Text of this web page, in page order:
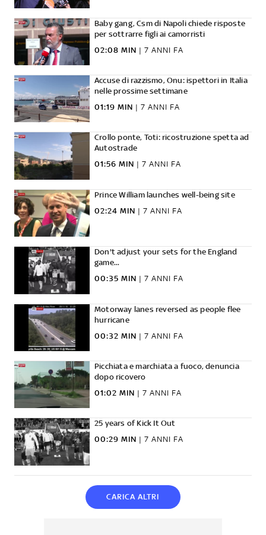
Baby gang, Csm di Napoli chiede risposte
per sottrarre figli ai camorristi
02:08 MIN | 7 ANNI FA
Accuse di razzismo, Onu: ispettori in Italia
nelle prossime settimane
01:19 MIN | 7 ANNI FA
Crollo ponte, Toti: ricostruzione spetta ad
Autostrade
01:56 MIN | 7 ANNI FA
Prince William launches well-being site
02:24 MIN | 7 ANNI FA
Don't adjust your sets for the England
game...
00:35 MIN | 7 ANNI FA
Motorway lanes reversed as people flee
hurricane
00:32 MIN | 7 ANNI FA
Picchiata e marchiata a fuoco, denuncia
dopo ricovero
01:02 MIN | 7 ANNI FA
25 years of Kick It Out
00:29 MIN | 7 ANNI FA
CARICA ALTRI